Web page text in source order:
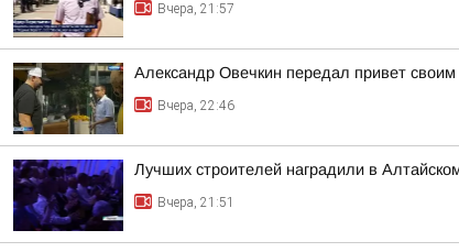
Вчера, 21:57
Александр Овечкин передал привет
Вчера, 22:46
Лучших строителей наградили в
Вчера, 21:51